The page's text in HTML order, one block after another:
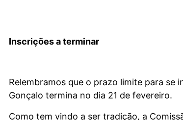
Inscrições a terminar
Relembramos que o prazo limite para se
Gonçalo termina no dia 21 de fevereiro.
Como tem vindo a ser tradição, a